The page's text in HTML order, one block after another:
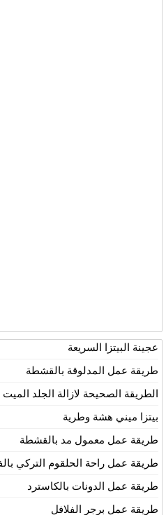
عجينة البيتزا السريعة
طريقة عمل المدلوقة بالقشطة
الطريقة الصحيحة لازالة الجلد
بيتزا ميني هشة وطرية
طريقة عمل معمول مد بالقشطة
طريقة عمل راحة الحلقوم التركي
طريقة عمل الدونات بالكاسترد
طريقة عمل برجر الفلافل